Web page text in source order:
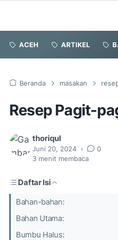
ACEH ARTIKEL
Beranda masakan
Resep Pagit-
thoriqul
Juni 20, 2024 •
0
3 menit membaca
Daftar Isi
Bahan-bahan:
Bahan Utama:
Bumbu Halus: